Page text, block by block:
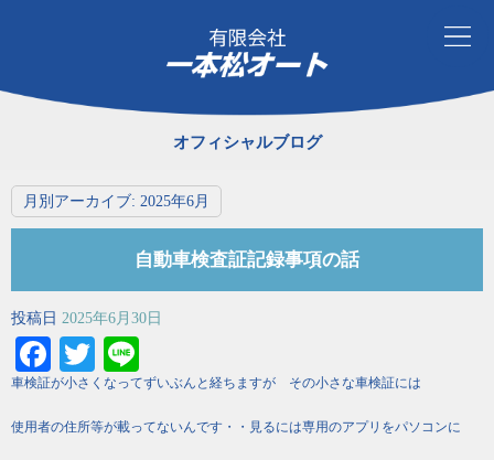
オフィシャルブログ
月別アーカイブ: 2025年6月
自動車検査証記録事項の話
投稿日 2025年6月30日
Facebook
Twitter
車検証が小さくなってずいぶんと経ちますが その小さな車検証には
使用者の住所等が載ってないんです・・見るには専用のアプリをパソコンに